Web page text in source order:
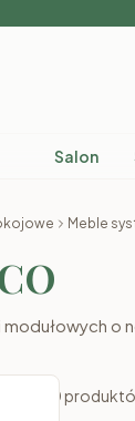
Salon
Meble
o
0